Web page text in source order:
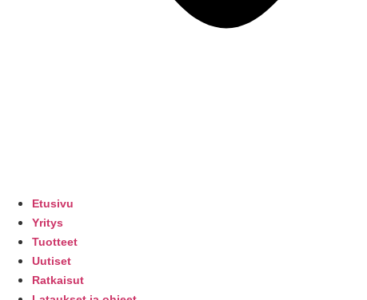
Etusivu
Yritys
Tuotteet
Uutiset
Ratkaisut